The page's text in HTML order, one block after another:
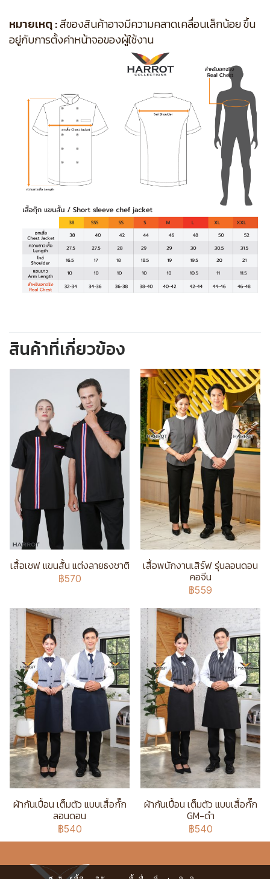
หมายเหตุ :สีของสินค้าอาจมีความคลาดเคลื่อนเล็กน้อย ขึ้น
อยู่กับการตั้งค่าหน้าจอของผู้ใช้งาน
สินค้าที่เกี่ยวข้อง
เสื้อเชฟ แขนสั้น แต่งลายธงชาติ
฿570
เสื้อพนักงานเสิร์ฟ รุ่นลอนดอน
คอจีน
฿559
ผ้ากันเปื้อน เต็มตัว แบบเสื้อกั๊ก
ลอนดอน
฿540
ผ้ากันเปื้อน เต็มตัว แบบเสื้อกั๊ก
GM-ดำ
฿540